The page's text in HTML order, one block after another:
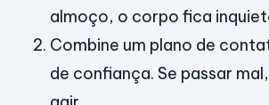
almoço, o corpo fica
Combine um plano de
de confiança. Se passar